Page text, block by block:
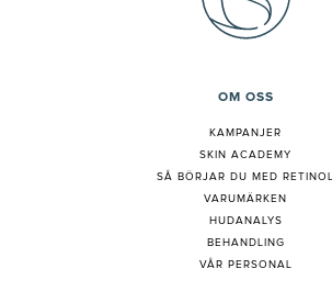
OM OSS
KAMPANJER
SKIN ACADEMY
SÅ BÖRJAR DU MED RETINOL
VARUMÄRKEN
HUDANALYS
BEHANDLING
VÅR PERSONAL